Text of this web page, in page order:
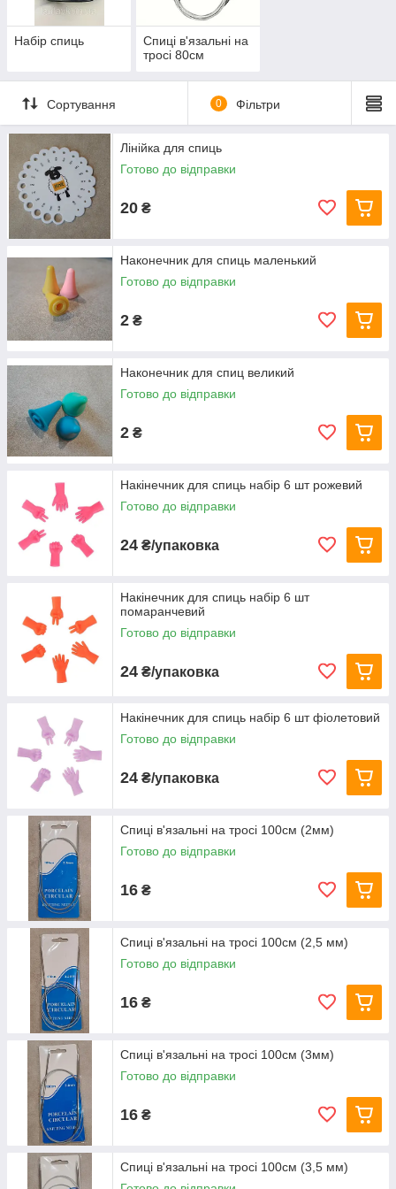
стане вашим улюбленим способом проведення дозвілля!
Набір спиць
Спиці в'язальні на
тросі 80см
Сортування 0 Фільтри
Лінійка для спиць
Готово до відправки
20 ₴
Наконечник для спиць маленький
Готово до відправки
2 ₴
Наконечник для спиц великий
Готово до відправки
2 ₴
Накінечник для спиць набір 6 шт рожевий
Готово до відправки
24 ₴/упаковка
Накінечник для спиць набір 6 шт
помаранчевий
Готово до відправки
24 ₴/упаковка
Накінечник для спиць набір 6 шт фіолетовий
Готово до відправки
24 ₴/упаковка
Спиці в'язальні на тросі 100см (2мм)
Готово до відправки
16 ₴
Спиці в'язальні на тросі 100см (2,5 мм)
Готово до відправки
16 ₴
Спиці в'язальні на тросі 100см (3мм)
Готово до відправки
16 ₴
Спиці в'язальні на тросі 100см (3,5 мм)